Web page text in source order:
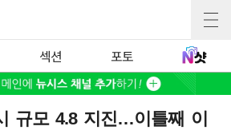
섹션 포토
규모 4.8 지진…이틀째 이